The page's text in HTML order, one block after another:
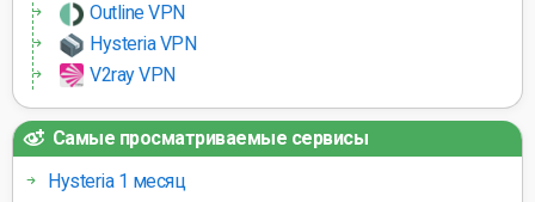
Outline VPN
Hysteria VPN
V2ray VPN
Самые просматриваемые сервисы
Hysteria 1 месяц